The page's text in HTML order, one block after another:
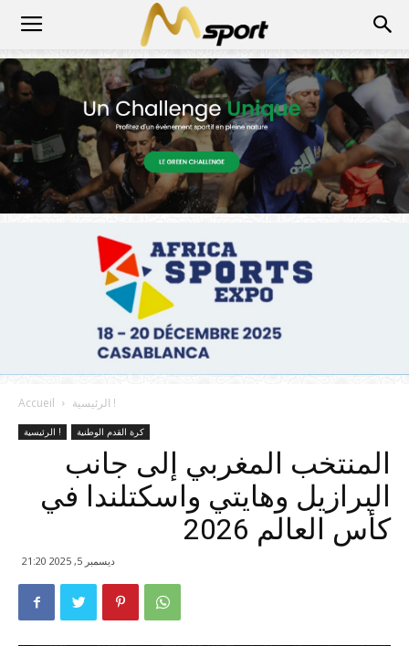
Accueil الرئيسية !
الرئيسية ! كرة القدم الوطنية
المنتخب المغربي إلى جانب
البرازيل وهايتي واسكتلندا في
كأس العالم 2026
ديسمبر 5, 2025 21:20